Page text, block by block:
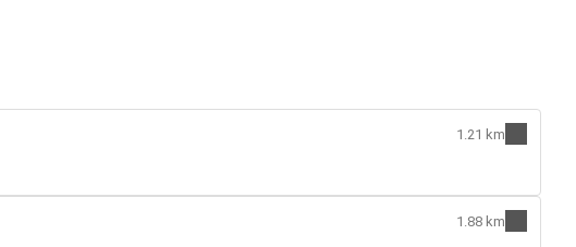
1.21 km
1.88 km